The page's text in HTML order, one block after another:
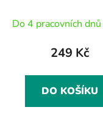
Do 4 pracovních
249 Kč
DO KOŠÍKU